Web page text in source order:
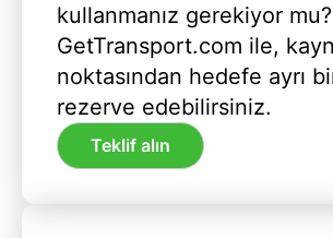
kullanmanız gerekiyor mu?
GetTransport.com ile,
noktasından hedefe ayrı
rezerve edebilirsiniz.
Teklif alın